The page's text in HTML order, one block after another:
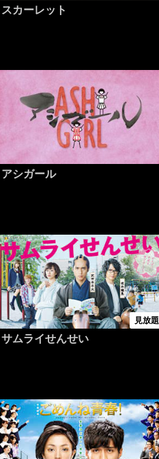
スカーレット
アシガール
見放題
サムライせんせい